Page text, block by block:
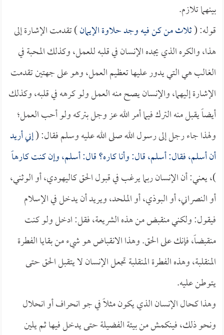
بينهما تلازم.
قوله: (ثلاث من كن فيه وجد حلاوة الإيمان) تقدمت الإشارة إلى
هذا، والكره الذي يجده الإنسان في قلبه للعمل، وكذلك المحبة في
الغالب هي التي يدور عليها تعظيم العمل، وهو على جهتين تقدمت
الإشارة إليهما، والإنسان يصح منه العمل ولو كرهه في قلبه، وكذلك
أيضاً يقبل منه الترك فيما أمر الله عز وجل بتركه ولو أحب العمل؛
ولهذا جاء رجل إلى رسول الله صلى الله عليه وسلم فقال: (إني أريد
أن أسلم، فقال: أسلم، قال: وأنا كاره؟ قال: أسلم، وإن كنت كارهاً
)، يعني: أن الإنسان ربما يرغب في قبول الحق كاليهودي، أو الوثني،
أو النصراني، أو البوذي، أو الملحد، ويريد أن يدخل في الإسلام
فيقول: ولكني منقبض من هذه الشريعة، فقل: ادخل ولو كنت
منقبضاً، فإنك على الحق. وهذا الانقباض هو شيء من بقايا الفطرة
المنقلبة، وهذه الفطرة المنقلبة تجعل الإنسان لا يتقبل الحق حتى
يتوطن عليه.
وهذا كحال الإنسان الذي يكون مثلاً في جو انحراف أو انحلال
ونحو ذلك، فينكمش من بيئة الفضيلة حتى يدخل فيها ثم يلين